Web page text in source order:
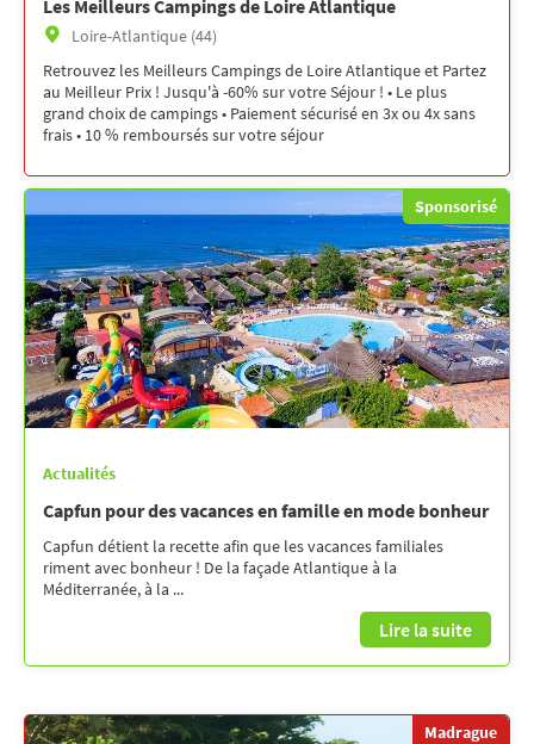
Les Meilleurs Campings de Loire Atlantique
Loire-Atlantique (44)
Retrouvez les Meilleurs Campings de Loire Atlantique et Partez
au Meilleur Prix ! Jusqu'à -60% sur votre Séjour ! • Le plus
grand choix de campings • Paiement sécurisé en 3x ou 4x sans
frais • 10 % remboursés sur votre séjour
Sponsorisé
Actualités
Capfun pour des vacances en famille en mode bonheur
Capfun détient la recette afin que les vacances familiales
riment avec bonheur ! De la façade Atlantique à la
Méditerranée, à la ...
Lire la suite
Madrague